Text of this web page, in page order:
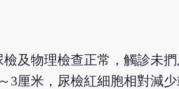
及物理檢查正常，觸診未
3厘米，尿檢紅細胞相對減